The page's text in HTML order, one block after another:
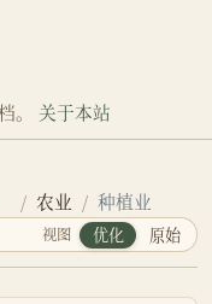
。 关于本站
农业 种植业
视图 优化 原始